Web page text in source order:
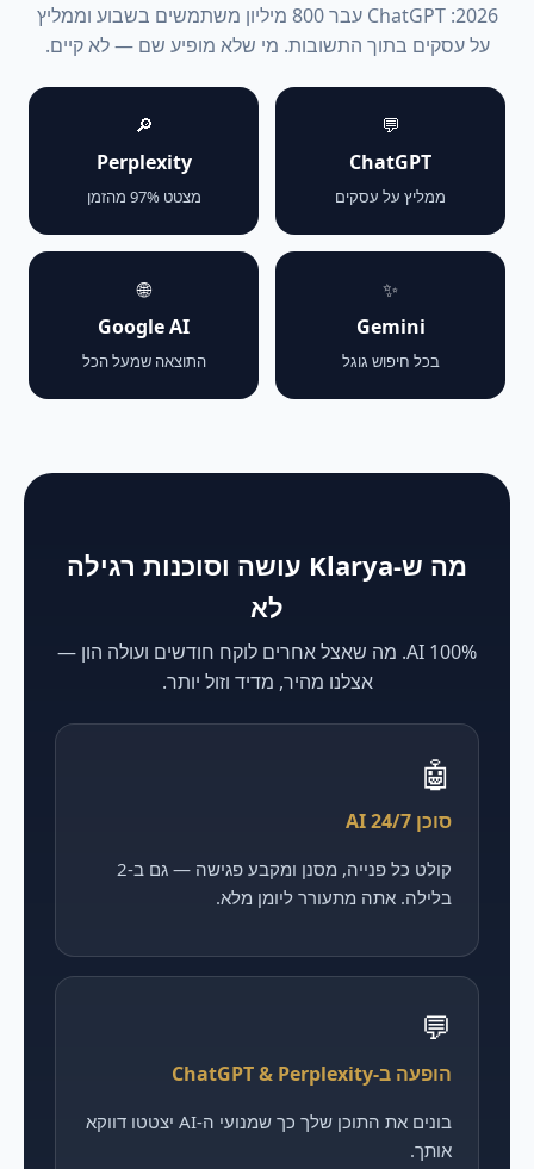
2026: ChatGPT עבר 800 מיליון משתמשים בשבוע וממליץ
על עסקים בתוך התשובות. מי שלא מופיע שם — לא קיים.
💬
ChatGPT
ממליץ על עסקים
🔎
Perplexity
מצטט 97% מהזמן
✨
Gemini
בכל חיפוש גוגל
🌐
Google AI
התוצאה שמעל הכל
מה ש-Klarya עושה וסוכנות רגילה
לא
100% AI. מה שאצל אחרים לוקח חודשים ועולה הון —
אצלנו מהיר, מדיד וזול יותר.
🤖
סוכן AI 24/7
קולט כל פנייה, מסנן ומקבע פגישה — גם ב-2
בלילה. אתה מתעורר ליומן מלא.
💬
הופעה ב-ChatGPT & Perplexity
בונים את התוכן שלך כך שמנועי ה-AI יצטטו דווקא
אותך.